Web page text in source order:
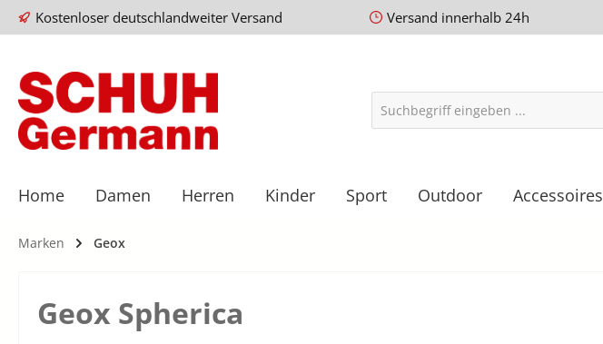
Kostenloser deutschlandweiter Versand Versand innerhalb 24h
Home Damen Herren Kinder Sport Outdoor Accessoires
Marken Geox
Geox Spherica